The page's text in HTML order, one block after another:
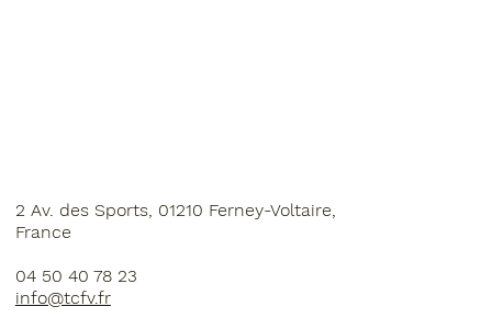
2 Av. des Sports, 01210 Ferney-Voltaire,
France
04 50 40 78 23
info@tcfv.fr